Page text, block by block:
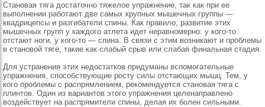
Становая тяга достаточно тяжелое упражнение, так как при ее
выполнении работают две самых крупных мышечных группы —
квадрицепсы и разгибатели спины. Как правило, развитие этих
мышечных групп у каждого атлета идет неравномерно: у кого-то
отстают ноги, у кого-то — спина. В связи с этим возникают и проблемы
в становой тяге, такие как слабый срыв или слабая финальная стадия.
Для устранения этих недостатков придуманы вспомогательные
упражнения, способствующие росту силы отстающих мышц. Тем, у
кого проблемы с распрямлением, рекомендуется становая тяга с
плинтов. Один из вариантов этого упражнения целенаправлено
воздействует на распрямители спины, делая их болен сильными.